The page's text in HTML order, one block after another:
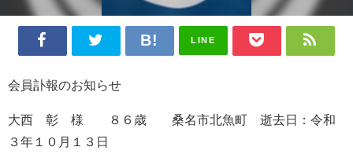
LINE
会員訃報のお知らせ
大西 彰 様 ８６歳 桑名市北魚町 逝去日：令和
３年１０月１３日